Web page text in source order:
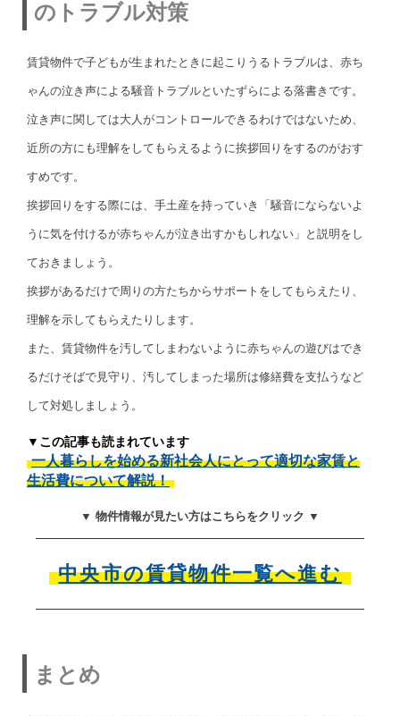
のトラブル対策
賃貸物件で子どもが生まれたときに起こりうるトラブルは、赤ち
ゃんの泣き声による騒音トラブルといたずらによる落書きです。
泣き声に関しては大人がコントロールできるわけではないため、
近所の方にも理解をしてもらえるように挨拶回りをするのがおす
すめです。
挨拶回りをする際には、手土産を持っていき「騒音にならないよ
うに気を付けるが赤ちゃんが泣き出すかもしれない」と説明をし
ておきましょう。
挨拶があるだけで周りの方たちからサポートをしてもらえたり、
理解を示してもらえたりします。
また、賃貸物件を汚してしまわないように赤ちゃんの遊びはでき
るだけそばで見守り、汚してしまった場所は修繕費を支払うなど
して対処しましょう。
▼この記事も読まれています
一人暮らしを始める新社会人にとって適切な家賃と
生活費について解説！
▼ 物件情報が見たい方はこちらをクリック ▼
中央市の賃貸物件一覧へ進む
まとめ